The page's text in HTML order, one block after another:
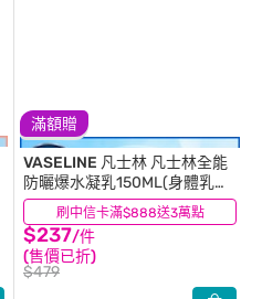
滿額贈
刷中信卡滿$888送3萬點
VASELINE 凡士林 凡士林全能
防曬爆水凝乳150ML(身體乳液)
(防曬乳)#小金傘防曬
$237/件
(售價已折)
$479
(22)